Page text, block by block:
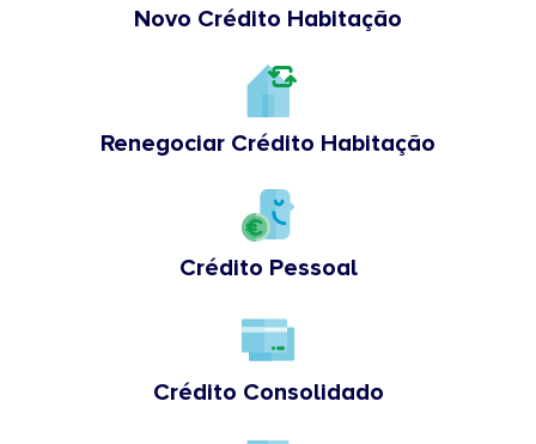
Novo Crédito Habitação
Renegociar Crédito Habitação
Crédito Pessoal
Crédito Consolidado